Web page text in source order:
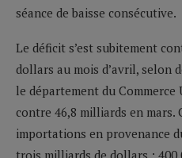
séance de baisse consécutive.
Le déficit s’est subitement
dollars au mois d’avril, selon
le département du Commerce
contre 46,8 milliards en mars.
importations en provenance
trois milliards de dollars ; 400